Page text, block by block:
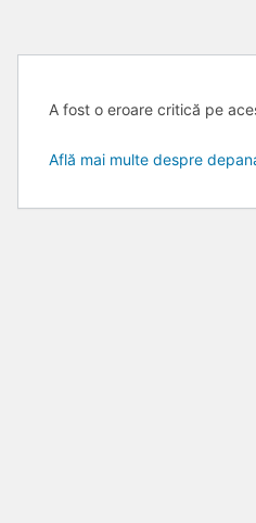
Skip
content
A fost o eroare critică pe
Află mai multe despre